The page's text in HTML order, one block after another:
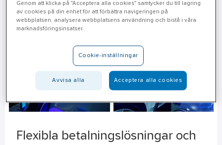
Registrera dig
Flexibla betalningslösningar och
Genom att klicka på "Acceptera alla cookies" samtycker du till lagring
av cookies på din enhet för att förbättra navigeringen på
webbplatsen, analysera webbplatsens användning och bistå i våra
marknadsföringsinsatser.
Cookie-inställningar
Avvisa alla Acceptera alla cookies